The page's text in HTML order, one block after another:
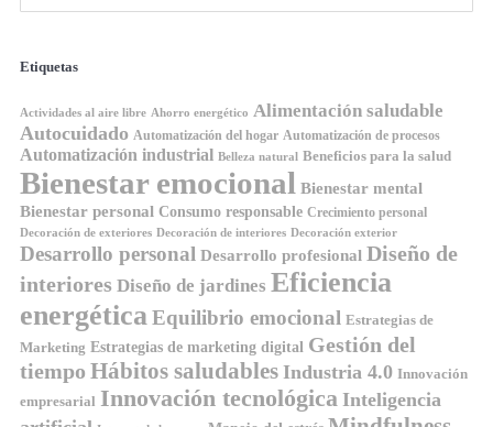
Etiquetas
Actividades al aire libre Ahorro energético Alimentación saludable
Autocuidado Automatización del hogar Automatización de procesos
Automatización industrial Belleza natural Beneficios para la salud
Bienestar emocional Bienestar mental
Bienestar personal Consumo responsable Crecimiento personal
Decoración de exteriores Decoración de interiores Decoración exterior
Desarrollo personal Desarrollo profesional Diseño de
interiores Diseño de jardines Eficiencia
energéticaEquilibrio emocional Estrategias de
Marketing Estrategias de marketing digital Gestión del
tiempo Hábitos saludables Industria 4.0 Innovación
empresarial Innovación tecnológica Inteligencia